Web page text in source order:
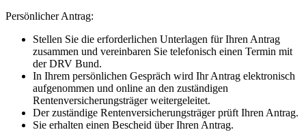
Persönlicher Antrag:
Stellen Sie die erforderlichen Unterlagen für Ihren Antrag
zusammen und vereinbaren Sie telefonisch einen Termin mit
der DRV Bund.
In Ihrem persönlichen Gespräch wird Ihr Antrag elektronisch
aufgenommen und online an den zuständigen
Rentenversicherungsträger weitergeleitet.
Der zuständige Rentenversicherungsträger prüft Ihren Antrag.
Sie erhalten einen Bescheid über Ihren Antrag.